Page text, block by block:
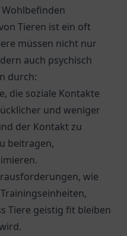
Tieren ist ein oft
müssen nicht nur
auch psychisch
durch:
die soziale Kontakte
und weniger
der Kontakt zu
beitragen,
wie
Tiere geistig fit bleiben